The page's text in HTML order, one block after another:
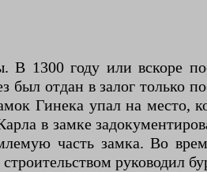
В 1300 году или вскоре
отдан в залог только
Гинека упал на место,
в замке
часть замка. Во
руководил